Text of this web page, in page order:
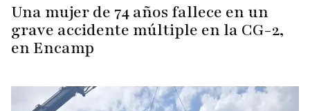
Una mujer de 74 años fallece en un
grave accidente múltiple en la CG-2,
en Encamp